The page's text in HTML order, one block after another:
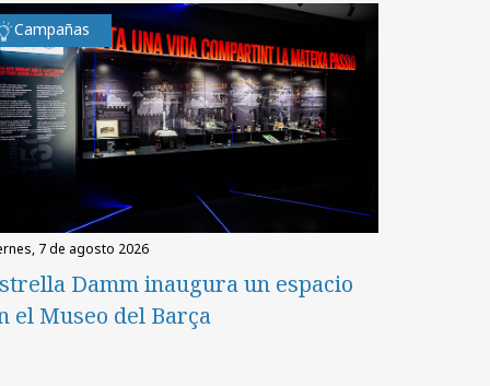
Campañas
7 de agosto 2026
Damm inaugura un espacio
el Museo del Barça